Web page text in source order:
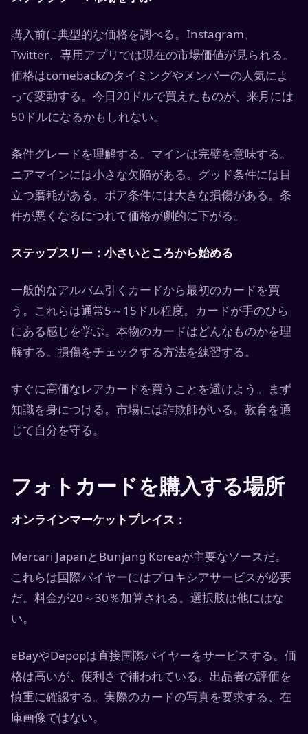
購入前に典型的な価格を調べる。Instagram、
Twitter、専用アプリでは現在の市場価値が見られる。
価格はcomebackのタイミングやメンバーの人気によ
って変動する。今日20ドルで買えたものが、来月には
50ドルになるかもしれない。
条件グレードを理解する。マインは完璧を意味する。
ニアマインには小さな欠陥がある。グッド条件には目
立つ磨耗がある。ポア条件には大きな損傷がある。条
件が悪くなるにつれて価格が劇的に下がる。
ステップスリー：小さいところから始める
一般的なアルバム引くカードから最初のカードを買
う。これらは通常5～15ドル程度。カードが手のひら
にある感じを学ぶ。本物のカードはどんなものかを理
解する。損傷をチェックする方法を練習する。
すぐに高価なレアカードを買うことを避けよう。まず
知識を身につける。市場には詐欺師がいる。教育を通
じて自分を守る。
フォトカードを購入する場所
オンラインマーケットプレイス：
Mercari JapanとBunjang Koreaが主要なソースだ。
これらは国際バイヤーにはプロキシアサービスが必要
だ。料金が20～30％加算される。選択肢は他にはな
い。
eBayやDepopは直接国際バイヤーをサービスする。価
格は高いが、便利さで補われている。出品者の評価を
慎重に確認する。実際のカードの写真を要求する、在
庫画像ではない。